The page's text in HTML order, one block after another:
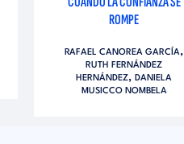
ROMPE
RAFAEL CANOREA GARCÍA,
RUTH FERNÁNDEZ
HERNÁNDEZ,DANIELA
MUSICCO NOMBELA